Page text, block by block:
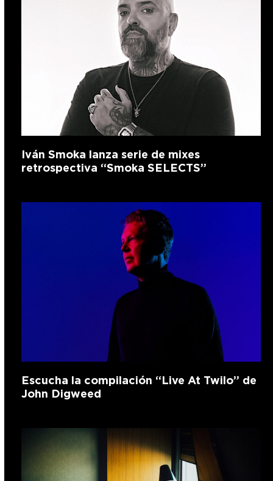
Iván Smoka lanza serie de mixes
retrospectiva “Smoka SELECTS”
Escucha la compilación “Live At Twilo” de
John Digweed